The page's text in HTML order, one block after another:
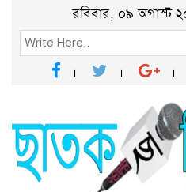
রবিবার, ০৯ অগাস্ট